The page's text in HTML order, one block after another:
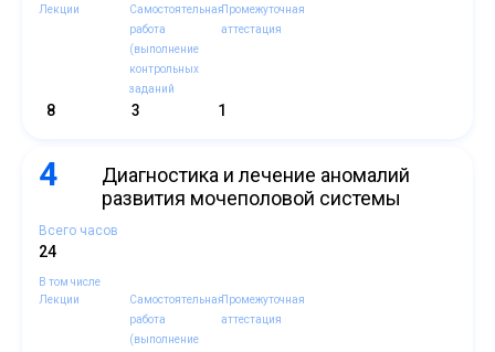
Лекции
Самостоятельная
работа
(выполнение
контрольных
заданий
Промежуточная
аттестация
8 3 1
4
Диагностика и лечение аномалий
развития мочеполовой системы
Всего часов
24
В том числе
Лекции
Самостоятельная
работа
(выполнение
Промежуточная
аттестация